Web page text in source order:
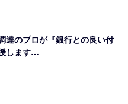
達のプロが『銀行との良い付
します…